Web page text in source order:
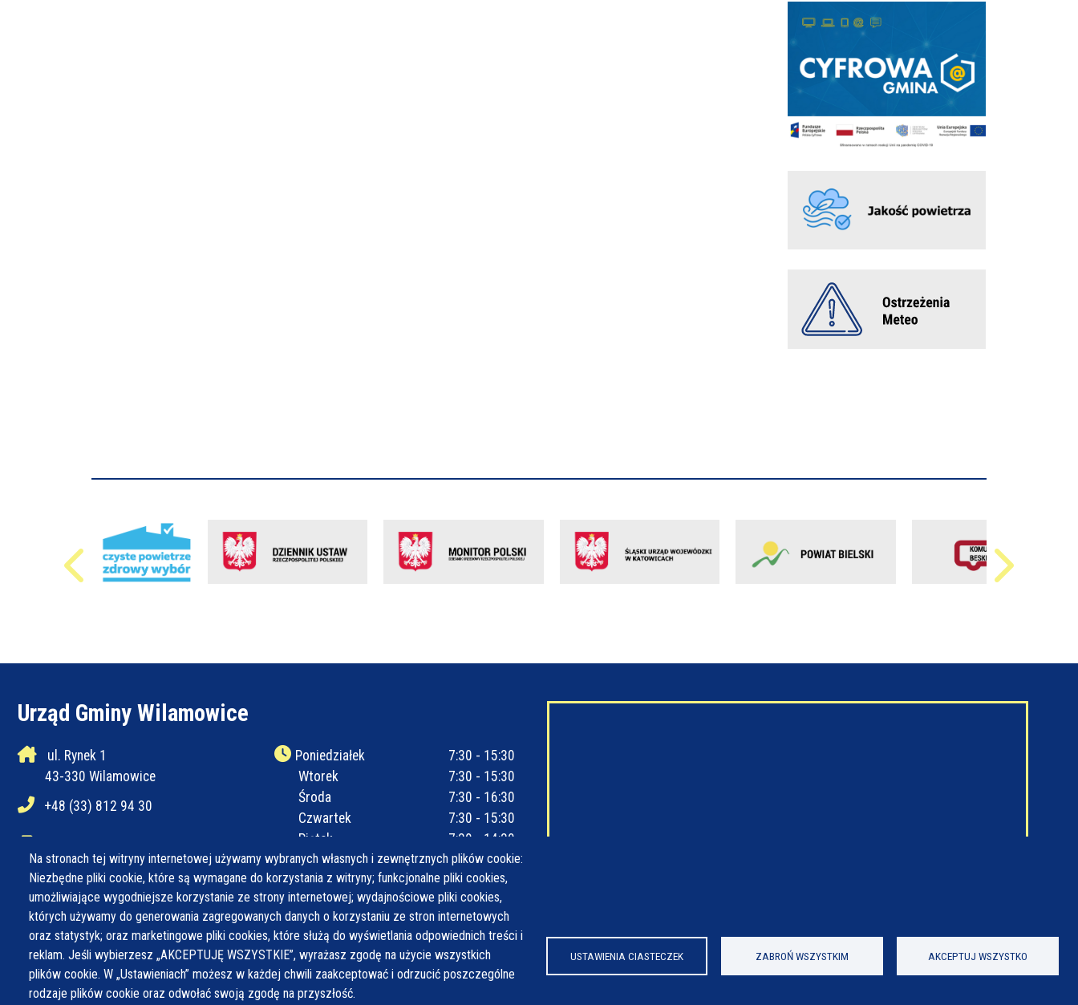
Na stronach tej witryny internetowej używamy wybranych własnych i zewnętrznych plików cookie:
Niezbędne pliki cookie, które są wymagane do korzystania z witryny; funkcjonalne pliki cookies,
umożliwiające wygodniejsze korzystanie ze strony internetowej; wydajnościowe pliki cookies,
których używamy do generowania zagregowanych danych o korzystaniu ze stron internetowych
oraz statystyk; oraz marketingowe pliki cookies, które służą do wyświetlania odpowiednich treści i
reklam. Jeśli wybierzesz „AKCEPTUJĘ WSZYSTKIE”, wyrażasz zgodę na użycie wszystkich
plików cookie. W „Ustawieniach” możesz w każdej chwili zaakceptować i odrzucić poszczególne
rodzaje plików cookie oraz odwołać swoją zgodę na przyszłość.
USTAWIENIA CIASTECZEK ZABROŃ WSZYSTKIM AKCEPTUJ WSZYSTKO
Urząd Gminy Wilamowice
ul. Rynek 1
43-330 Wilamowice
+48 (33) 812 94 30
ug@wilamowice.pl
Poniedziałek
7:30 - 15:30
Wtorek
7:30 - 15:30
Środa
7:30 - 16:30
Czwartek
7:30 - 15:30
Piątek
7:30 - 14:30